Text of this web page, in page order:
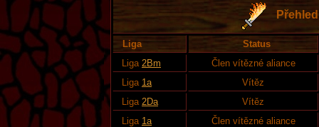
Liga
Status
Liga 2Bm
Člen vítězné aliance
Liga 1a
Vítěz
Liga 2Da
Vítěz
Liga 1a
Člen vítězné aliance